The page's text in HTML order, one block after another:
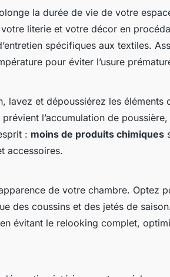
la durée de vie de votre
literie et votre décor en
spécifiques aux textiles.
pour éviter l’usure
lavez et dépoussiérez les éléments
l’accumulation de
: moins de produits chimiques
accessoires.
de votre chambre. Optez
des coussins et des jetés de
évitant le relooking complet,